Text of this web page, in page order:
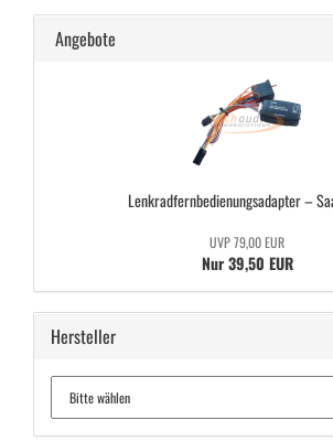
Angebote
Lenk­rad­fern­be­die­nungs­ad­ap­ter –
UVP 79,00 EUR
Nur 39,50 EUR
Hersteller